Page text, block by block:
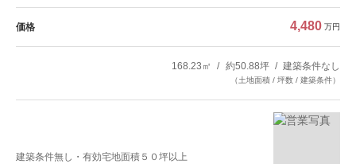
価格 4,480 万円
168.23㎡ 約50.88坪 建築条件なし
（土地面積 / 坪数 / 建築条件）
建築条件無し・有効宅地面積５０坪以上